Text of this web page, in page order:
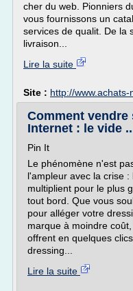
cher du web. Pionniers
vous fournissons un
services de qualit. De la
livraison...
Lire la suite
Site : http://www.achats-
Comment
Internet : le vide
Pin It
Le phénomène n'est
l'ampleur avec la crise
multiplient pour le plus
tout bord. Que vous
pour alléger votre
marque à moindre
offrent en quelques
dressing...
Lire la suite